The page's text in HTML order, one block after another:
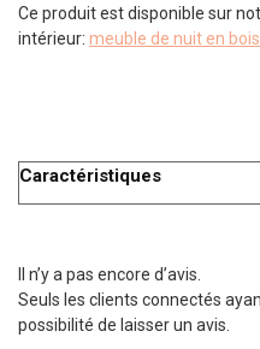
Ce produit est disponible sur
intérieur: meuble de nuit en bois
Caractéristiques
Il n’y a pas encore d’avis.
Seuls les clients connectés
possibilité de laisser un avis.